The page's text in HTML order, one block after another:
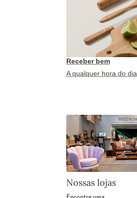
Receber bem
A qualquer hora do dia
Nossas lojas